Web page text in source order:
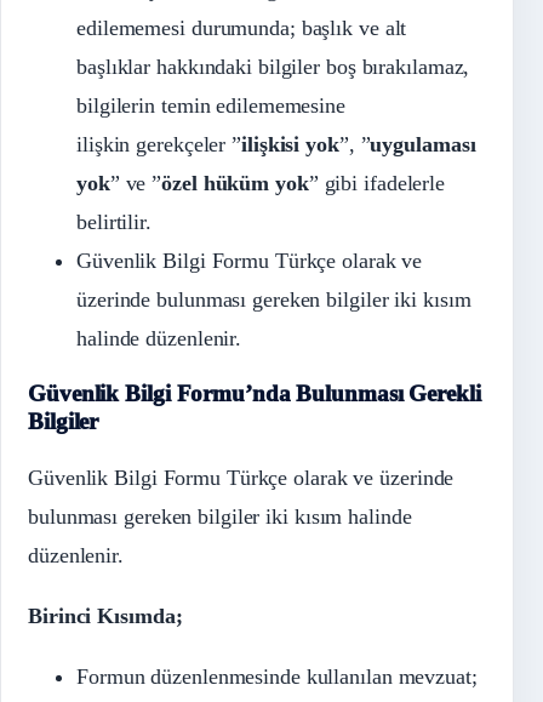
edilememesi durumunda; başlık ve alt
başlıklar hakkındaki bilgiler boş bırakılamaz,
bilgilerin temin edilememesine
ilişkin gerekçeler ”ilişkisi yok”, ”uygulaması
yok” ve ”özel hüküm yok” gibi ifadelerle
belirtilir.
Güvenlik Bilgi Formu Türkçe olarak ve
üzerinde bulunması gereken bilgiler iki kısım
halinde düzenlenir.
Güvenlik Bilgi Formu’nda Bulunması Gerekli
Bilgiler
Güvenlik Bilgi Formu Türkçe olarak ve üzerinde
bulunması gereken bilgiler iki kısım halinde
düzenlenir.
Birinci Kısımda;
Formun düzenlenmesinde kullanılan mevzuat;